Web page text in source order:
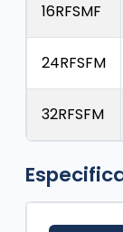
16RFSMF
24RFSFM
32RFSFM